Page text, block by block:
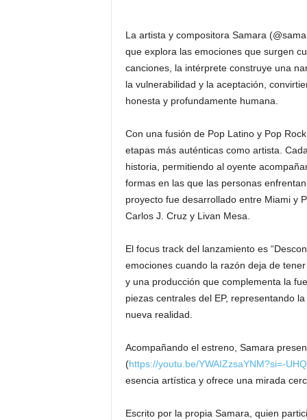
La artista y compositora Samara
que explora las emociones que surgen
canciones, la intérprete construye una
la vulnerabilidad y la aceptación,
honesta y profundamente humana.
Con una fusión de Pop Latino y Pop
etapas más auténticas como artista.
historia, permitiendo al oyente
formas en las que las personas
proyecto fue desarrollado entre Miami y
Carlos J. Cruz y Livan Mesa.
El focus track del lanzamiento es
emociones cuando la razón deja de
y una producción que complementa la
piezas centrales del EP, representando
nueva realidad.
Acompañando el estreno, Samara
(https://youtu.be/YWAIZzsaYNM?si=-
esencia artística y ofrece una mirada
Escrito por la propia Samara, quien